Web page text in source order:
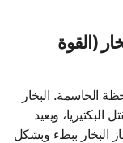
(القوة
الحاسمة. البخار
ويعيد
البخار ببطء وبشكل